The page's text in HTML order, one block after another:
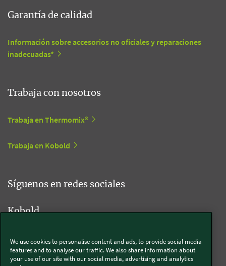
Garantía de calidad
Información sobre accesorios no oficiales y reparaciones
inadecuadas*
Trabaja con nosotros
Trabaja en Thermomix®
Trabaja en Kobold
Síguenos en redes sociales
Kobold
Thermomix®
We use cookies to personalise content and ads, to provide social media
features and to analyse our traffic. We also share information about
your use of our site with our social media, advertising and analytics